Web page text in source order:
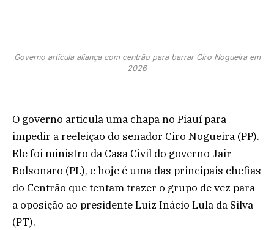
Governo articula aliança com centrão para barrar Ciro Nogueira em
2026
O governo articula uma chapa no Piauí para
impedir a reeleição do senador Ciro Nogueira (PP).
Ele foi ministro da Casa Civil do governo Jair
Bolsonaro (PL), e hoje é uma das principais chefias
do Centrão que tentam trazer o grupo de vez para
a oposição ao presidente Luiz Inácio Lula da Silva
(PT).